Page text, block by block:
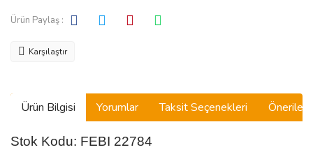
Ürün Paylaş :
Karşılaştır
Ürün Bilgisi Yorumlar Taksit Seçenekleri
Stok Kodu: FEBI 22784